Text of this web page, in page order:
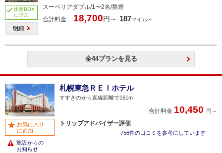
比較BOX
に追加
明細
スーペリアダブル/1〜2名/禁煙
合計料金
18,700円～ 187マイル～
全44プランを見る
札幌東急ＲＥＩホテル
すすきのから直線距離で161m
合計料金 10,450 円～
トリップアドバイザー評価
756件の口コミを参考にしています
お気に入り
に追加
施設からの
お知らせ